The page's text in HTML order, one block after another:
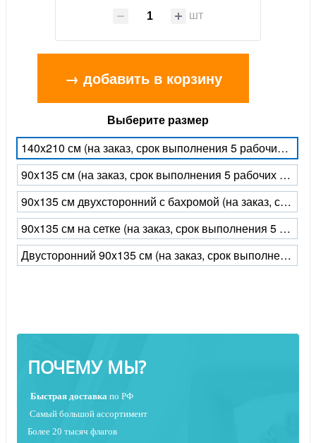
шт
→ добавить в корзину
Выберите размер
140x210 см (на заказ, срок выполнения 5 рабочих дней)
90x135 см (на заказ, срок выполнения 5 рабочих дней)
90х135 см двухсторонний с бахромой (на заказ, срок выполнения 5 рабочих дней)
90х135 см на сетке (на заказ, срок выполнения 5 рабочих дней)
Двусторонний 90x135 см (на заказ, срок выполнения 5 рабочих дней)
ПОЧЕМУ МЫ?
Быстрая доставка по РФ
Самый большой ассортимент
Более 20 тысяч флагов